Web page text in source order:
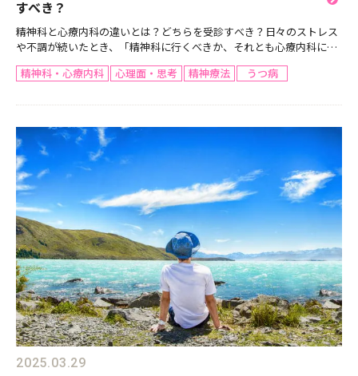
すべき？
精神科と心療内科の違いとは？どちらを受診すべき？日々のストレス
や不調が続いたとき、「精神科に行くべきか、それとも心療内科に行
を扱う診療科ですが、実は役割や対応する疾患が異なりま...
精神科・心療内科 心理面・思考 精神療法 うつ病
2025.03.29